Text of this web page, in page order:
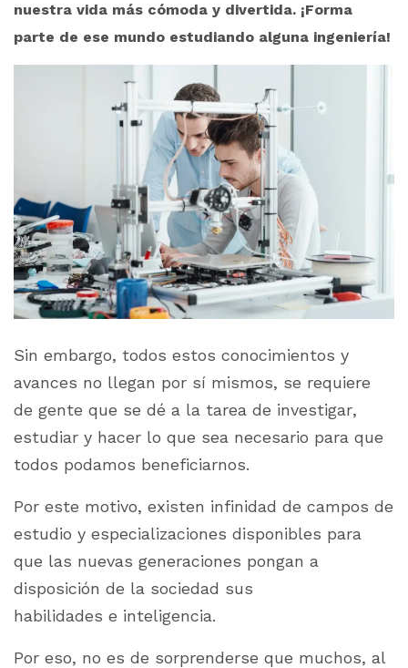
nuestra vida más cómoda y divertida. ¡Forma
parte de ese mundo estudiando alguna ingeniería!
Sin embargo, todos estos conocimientos y
avances no llegan por sí mismos, se requiere
de gente que se dé a la tarea de investigar,
estudiar y hacer lo que sea necesario para que
todos podamos beneficiarnos.
Por este motivo, existen infinidad de campos de
estudio y especializaciones disponibles para
que las nuevas generaciones pongan a
disposición de la sociedad sus
habilidades e inteligencia.
Por eso, no es de sorprenderse que muchos, al